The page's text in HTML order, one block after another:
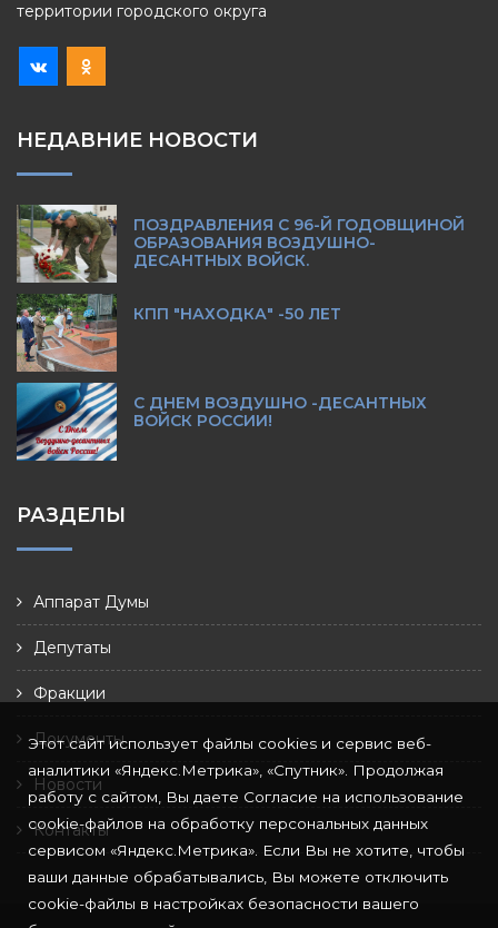
территории городского округа
НЕДАВНИЕ НОВОСТИ
ПОЗДРАВЛЕНИЯ С 96-Й ГОДОВЩИНОЙ
ОБРАЗОВАНИЯ ВОЗДУШНО-
ДЕСАНТНЫХ ВОЙСК.
КПП "НАХОДКА" -50 ЛЕТ
С ДНЕМ ВОЗДУШНО -ДЕСАНТНЫХ
ВОЙСК РОССИИ!
РАЗДЕЛЫ
Аппарат Думы
Депутаты
Фракции
Документы
Новости
Контакты
Этот сайт использует файлы cookies и сервис веб-
аналитики «Яндекс.Метрика», «Спутник». Продолжая
работу с сайтом, Вы даете Согласие на использование
cookie-файлов на обработку персональных данных
сервисом «Яндекс.Метрика». Если Вы не хотите, чтобы
ваши данные обрабатывались, Вы можете отключить
cookie-файлы в настройках безопасности вашего